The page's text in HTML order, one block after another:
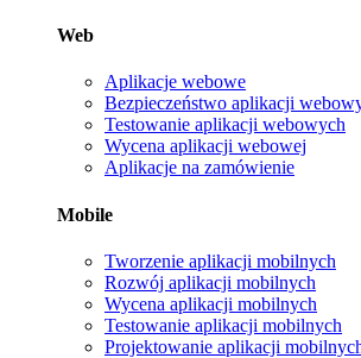
Web
Aplikacje webowe
Bezpieczeństwo aplikacji
Testowanie aplikacji webowych
Wycena aplikacji webowej
Aplikacje na zamówienie
Mobile
Tworzenie aplikacji mobilnych
Rozwój aplikacji mobilnych
Wycena aplikacji mobilnych
Testowanie aplikacji mobilnych
Projektowanie aplikacji